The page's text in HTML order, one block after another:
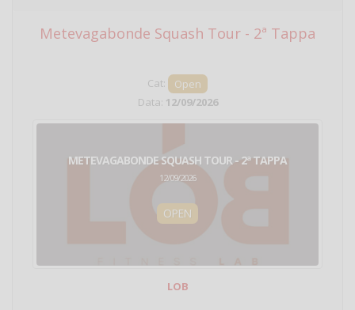
Metevagabonde Squash Tour - 2ª Tappa
Cat:
Open
Data: 12/09/2026
METEVAGABONDE SQUASH TOUR - 2ª TAPPA
12/09/2026
OPEN
LOB